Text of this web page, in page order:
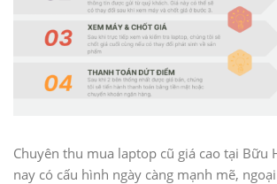
Chuyên thu mua laptop cũ giá cao tại Bữu
nay có cấu hình ngày càng mạnh mẽ,